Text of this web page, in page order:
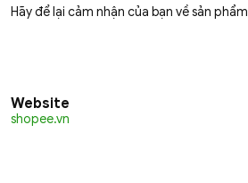
Hãy để lại cảm nhận của bạn về sản
Website
shopee.vn